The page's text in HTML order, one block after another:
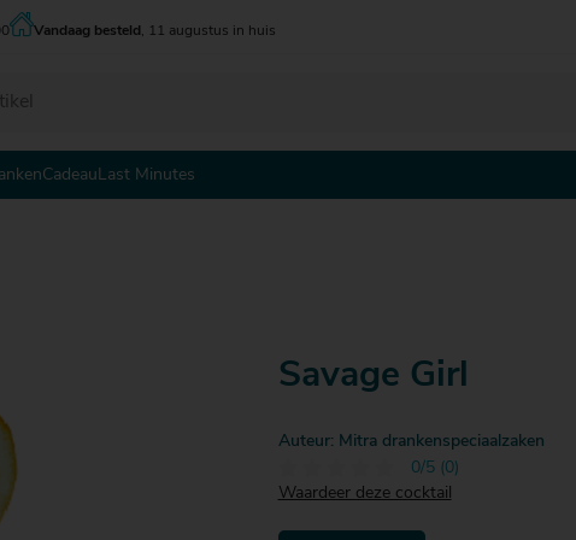
Vandaag besteld , 11 augustus in huis
Cadeau Last Minutes
30
- € 30
Savage Girl
Auteur: Mitra drankenspeciaalzaken
0/5 (0)
Waardeer deze cocktail